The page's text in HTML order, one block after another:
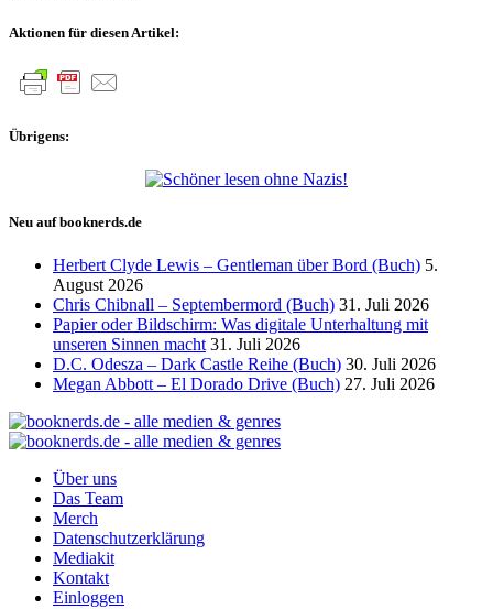
Aktionen für diesen Artikel:
Übrigens:
Neu auf booknerds.de
Herbert Clyde Lewis – Gentleman über Bord (Buch) 5.
August 2026
Chris Chibnall – Septembermord (Buch) 31. Juli 2026
Papier oder Bildschirm: Was digitale Unterhaltung mit
unseren Sinnen macht 31. Juli 2026
D.C. Odesza – Dark Castle Reihe (Buch) 30. Juli 2026
Megan Abbott – El Dorado Drive (Buch) 27. Juli 2026
Über uns
Das Team
Merch
Datenschutzerklärung
Mediakit
Kontakt
Einloggen